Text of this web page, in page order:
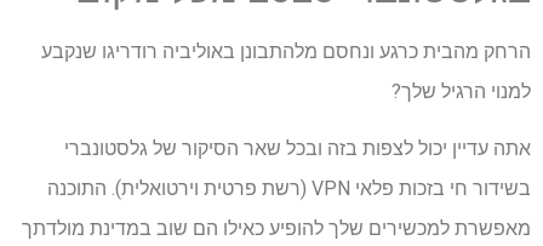
הרחק מהבית כרגע ונחסם מלהתבונן באוליביה רודריגו שנקבע
למנוי הרגיל שלך?
אתה עדיין יכול לצפות בזה ובכל שאר הסיקור של גלסטונברי
בשידור חי בזכות פלאי VPN (רשת פרטית וירטואלית). התוכנה
מאפשרת למכשירים שלך להופיע כאילו הם שוב במדינת מולדתך